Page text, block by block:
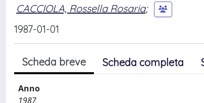
CACCIOLA, Rossella Rosaria;
1987-01-01
Scheda breve Scheda completa
Anno
1987